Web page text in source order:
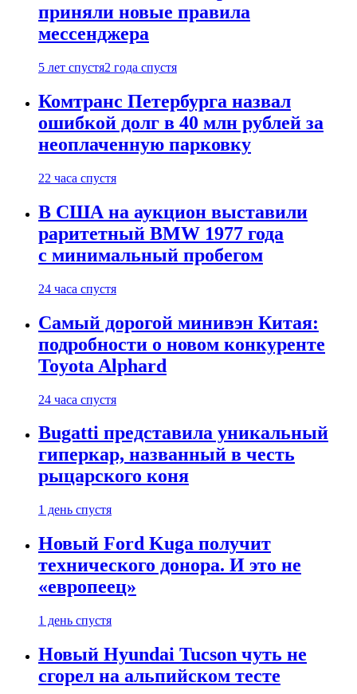
приняли новые правила
мессенджера
5 лет спустя2 года спустя
Комтранс Петербурга назвал
ошибкой долг в 40 млн рублей за
неоплаченную парковку
22 часа спустя
В США на аукцион выставили
раритетный BMW 1977 года
с минимальный пробегом
24 часа спустя
Самый дорогой минивэн Китая:
подробности о новом конкуренте
Toyota Alphard
24 часа спустя
Bugatti представила уникальный
гиперкар, названный в честь
рыцарского коня
1 день спустя
Новый Ford Kuga получит
технического донора. И это не
«европеец»
1 день спустя
Новый Hyundai Tucson чуть не
сгорел на альпийском тесте